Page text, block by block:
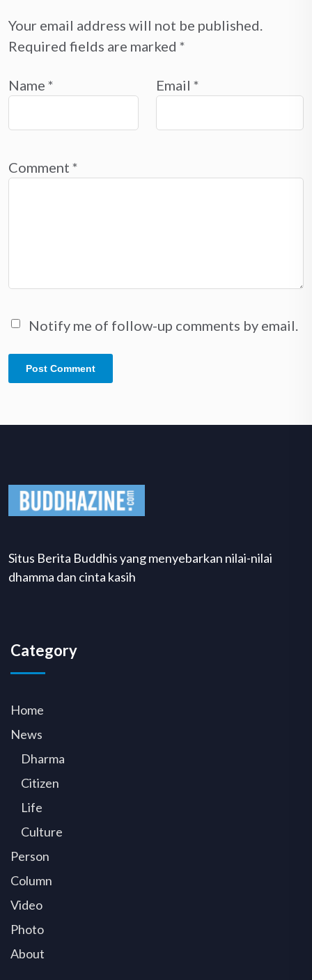
Your email address will not be published.
Required fields are marked *
Name * Email *
Comment *
Notify me of follow-up comments by email.
Situs Berita Buddhis yang menyebarkan nilai-nilai
dhamma dan cinta kasih
Category
Home
News
Dharma
Citizen
Life
Culture
Person
Column
Video
Photo
About